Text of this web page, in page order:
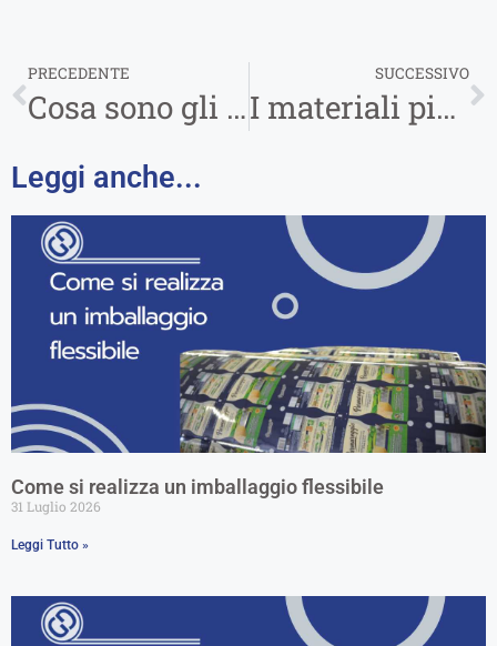
PRECEDENTE
Cosa sono gli imballaggi flessibili e a cosa servono
SUCCESSIVO
I materiali più utilizzati per l’imballaggio flessibile
Leggi anche...
Come si realizza un imballaggio flessibile
31 Luglio 2026
Leggi Tutto »